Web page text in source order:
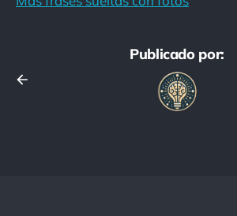
Publicado por: